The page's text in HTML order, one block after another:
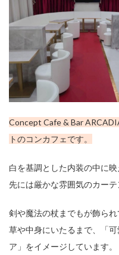
&
B
ar
愛
牢
獄
（
ピ
ュ
プ
リ
ズ
）
&
ba
の
Concept Cafe & Bar
トのコンカフェです。
白を基調とした内装の中に
先には厳かな雰囲気のカーテ
剣や魔法の杖までもが飾ら
草や中身にいたるまで、「
ア」をイメージしています。